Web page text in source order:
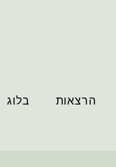
הרצאות בלוג